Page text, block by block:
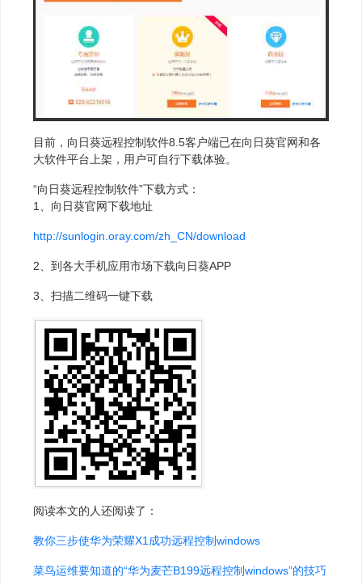
目前，向日葵远程控制软件8.5客户端已在向日葵官网和各
大软件平台上架，用户可自行下载体验。
“向日葵远程控制软件”下载方式：
1、向日葵官网下载地址
http://sunlogin.oray.com/zh_CN/download
2、到各大手机应用市场下载向日葵APP
3、扫描二维码一键下载
阅读本文的人还阅读了：
教你三步使华为荣耀X1成功远程控制windows
菜鸟运维要知道的“华为麦芒B199远程控制windows”的技巧